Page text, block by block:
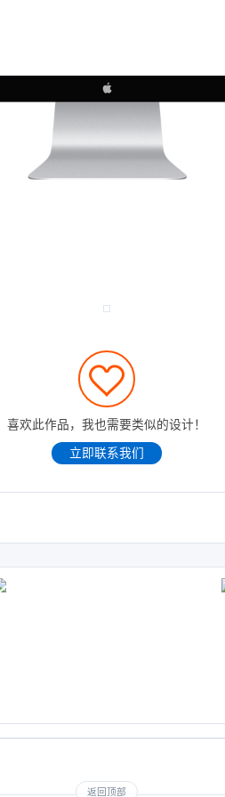
喜欢此作品，我也需要类似的设计！
立即联系我们
惠美城(图文)
返回顶部